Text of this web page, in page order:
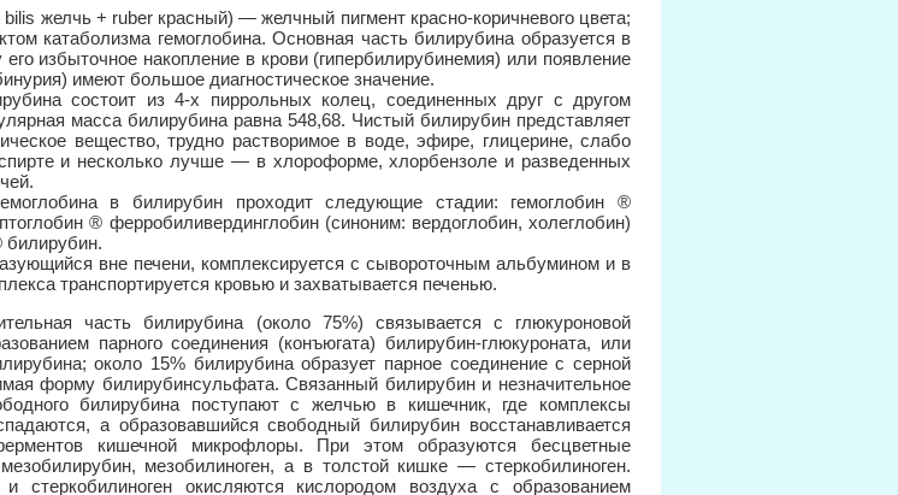
желчь + ruber красный) — желчный пигмент красно-коричневого цвета;
катаболизма гемоглобина. Основная часть билирубина образуется в
его избыточное накопление в крови (гипербилирубинемия) или появление
имеют большое диагностическое значение.
состоит из 4-х пиррольных колец, соединенных друг с другом
масса билирубина равна 548,68. Чистый билирубин представляет
вещество, трудно растворимое в воде, эфире, глицерине, слабо
и несколько лучше — в хлороформе, хлорбензоле и разведенных
в билирубин проходит следующие стадии: гемоглобин ®
® ферробиливердинглобин (синоним: вердоглобин, холеглобин)
вне печени, комплексируется с сывороточным альбумином и в
транспортируется кровью и захватывается печенью.
часть билирубина (около 75%) связывается с глюкуроновой
парного соединения (конъюгата) билирубин-глюкуроната, или
около 15% билирубина образует парное соединение с серной
форму билирубинсульфата. Связанный билирубин и незначительное
билирубина поступают с желчью в кишечник, где комплексы
а образовавшийся свободный билирубин восстанавливается
кишечной микрофлоры. При этом образуются бесцветные
мезобилиноген, а в толстой кишке — стеркобилиноген.
и стеркобилиноген окисляются кислородом воздуха с образованием